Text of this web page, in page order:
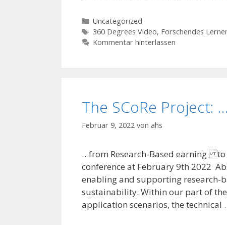
Kategorien
Uncategorized
Schlagwörter
360 Degrees Video, Forschendes
Kommentar hinterlassen
The SCoRe Project: …
Februar 9, 2022 von ahs
…from Research-Based earning to
conference at February 9th 2022
enabling and supporting research-
sustainability. Within our part of
application scenarios, the technical